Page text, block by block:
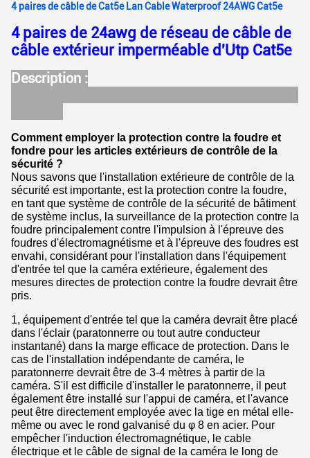
4 paires de câble de Cat5e Lan Cable Waterproof 24AWG Cat5e
4 paires de 24awg de réseau de câble de
câble extérieur imperméable d'Utp Cat5e
Description :
Comment employer la protection contre la foudre et
fondre pour les articles extérieurs de contrôle de la
sécurité ?
Nous savons que l'installation extérieure de contrôle de la
sécurité est importante, est la protection contre la foudre,
en tant que système de contrôle de la sécurité de bâtiment
de système inclus, la surveillance de la protection contre la
foudre principalement contre l'impulsion à l'épreuve des
foudres d'électromagnétisme et à l'épreuve des foudres est
envahi, considérant pour l'installation dans l'équipement
d'entrée tel que la caméra extérieure, également des
mesures directes de protection contre la foudre devrait être
pris.
1, équipement d'entrée tel que la caméra devrait être placé
dans l'éclair (paratonnerre ou tout autre conducteur
instantané) dans la marge efficace de protection. Dans le
cas de l'installation indépendante de caméra, le
paratonnerre devrait être de 3-4 mètres à partir de la
caméra. S'il est difficile d'installer le paratonnerre, il peut
également être installé sur l'appui de caméra, et l'avance
peut être directement employée avec la tige en métal elle-
même ou avec le rond galvanisé du φ 8 en acier. Pour
empêcher l'induction électromagnétique, le cable
électrique et le câble de signal de la caméra le long de